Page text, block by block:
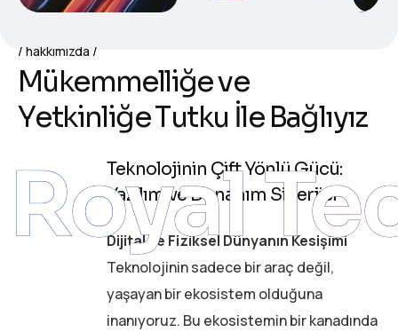
hakkımızda
Mükemmelliğeve
YetkinliğeTutku İle Bağlıyız
Teknolojinin Çift Yönlü Gücü:
Yazılım ve Donanım Sinerjisi
Dijital ve Fiziksel Dünyanın Kesişimi
Teknolojinin sadece bir araç değil,
yaşayan bir ekosistem olduğuna
inanıyoruz. Bu ekosistemin bir kanadında
Royal